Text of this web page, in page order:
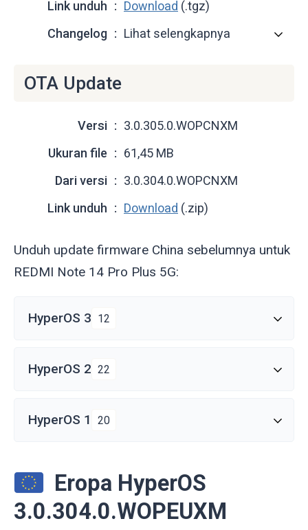
Link unduh Download (.tgz)
Changelog
Lihat selengkapnya
OTA Update
Versi
3.0.305.0.WOPCNXM
Ukuran file
61,45 MB
Dari versi
3.0.304.0.WOPCNXM
Link unduh
Download (.zip)
Unduh update firmware China sebelumnya untuk
REDMI Note 14 Pro Plus 5G:
HyperOS 3 12
HyperOS 2 22
HyperOS 1 20
Eropa HyperOS
3.0.304.0.WOPEUXM